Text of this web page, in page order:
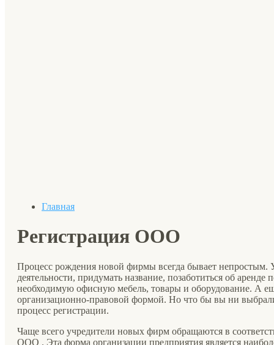
Главная
Регистрация ООО
Процесс рождения новой фирмы всегда бывает непростым.
деятельности, придумать название, позаботиться об
необходимую офисную мебель, товары и оборудование. А
организационно-правовой формой. Но что бы вы ни
процесс регистрации.
Чаще всего учредители новых фирм обращаются в
ООО . Эта форма организации предприятия является